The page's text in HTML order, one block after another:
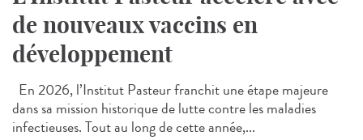
de nouveaux vaccins en
développement
En 2026, l’Institut Pasteur franchit une étape majeure
dans sa mission historique de lutte contre les maladies
infectieuses. Tout au long de cette année,...